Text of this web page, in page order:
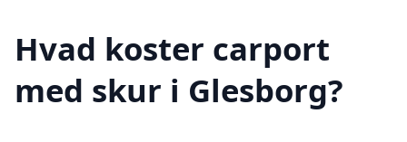
Hvad koster carport
med skur i Glesborg?